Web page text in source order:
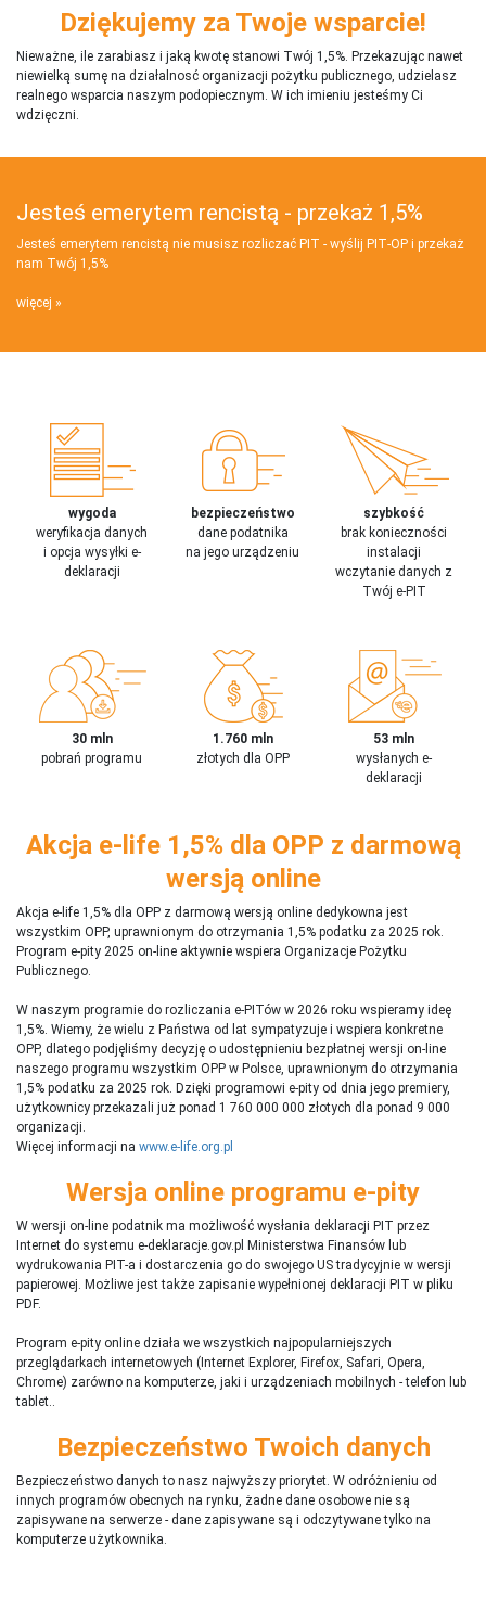
Dziękujemy za Twoje wsparcie!
Nieważne, ile zarabiasz i jaką kwotę stanowi Twój 1,5%. Przekazując nawet
niewielką sumę na działalnosć organizacji pożytku publicznego, udzielasz
realnego wsparcia naszym podopiecznym. W ich imieniu jesteśmy Ci
wdzięczni.
Jesteś emerytem rencistą - przekaż 1,5%
Jesteś emerytem rencistą nie musisz rozliczać PIT - wyślij PIT‑OP i przekaż
nam Twój 1,5%
więcej
wygoda
weryfikacja danych
i opcja wysyłki e-
deklaracji
bezpieczeństwo
dane podatnika
na jego urządzeniu
szybkość
brak konieczności
instalacji
wczytanie danych z
Twój e-PIT
30 mln
pobrań programu
1.760 mln
złotych dla OPP
53 mln
wysłanych e-
deklaracji
Akcja e-life 1,5% dla OPP z darmową
wersją online
Akcja e-life 1,5% dla OPP z darmową wersją online dedykowna jest
wszystkim OPP, uprawnionym do otrzymania 1,5% podatku za 2025 rok.
Program e-pity 2025 on-line aktywnie wspiera Organizacje Pożytku
Publicznego.
W naszym programie do rozliczania e-PITów w 2026 roku wspieramy ideę
1,5%. Wiemy, że wielu z Państwa od lat sympatyzuje i wspiera konkretne
OPP, dlatego podjęliśmy decyzję o udostępnieniu bezpłatnej wersji on-line
naszego programu wszystkim OPP w Polsce, uprawnionym do otrzymania
1,5% podatku za 2025 rok. Dzięki programowi e-pity od dnia jego premiery,
użytkownicy przekazali już ponad 1 760 000 000 złotych dla ponad 9 000
organizacji.
Więcej informacji na www.e-life.org.pl
Wersja online programu e-pity
W wersji on-line podatnik ma możliwość wysłania deklaracji PIT przez
Internet do systemu e-deklaracje.gov.pl Ministerstwa Finansów lub
wydrukowania PIT-a i dostarczenia go do swojego US tradycyjnie w wersji
papierowej. Możliwe jest także zapisanie wypełnionej deklaracji PIT w pliku
PDF.
Program e-pity online działa we wszystkich najpopularniejszych
przeglądarkach internetowych (Internet Explorer, Firefox, Safari, Opera,
Chrome) zarówno na komputerze, jaki i urządzeniach mobilnych - telefon lub
tablet..
Bezpieczeństwo Twoich danych
Bezpieczeństwo danych to nasz najwyższy priorytet. W odróżnieniu od
innych programów obecnych na rynku, żadne dane osobowe nie są
zapisywane na serwerze - dane zapisywane są i odczytywane tylko na
komputerze użytkownika.